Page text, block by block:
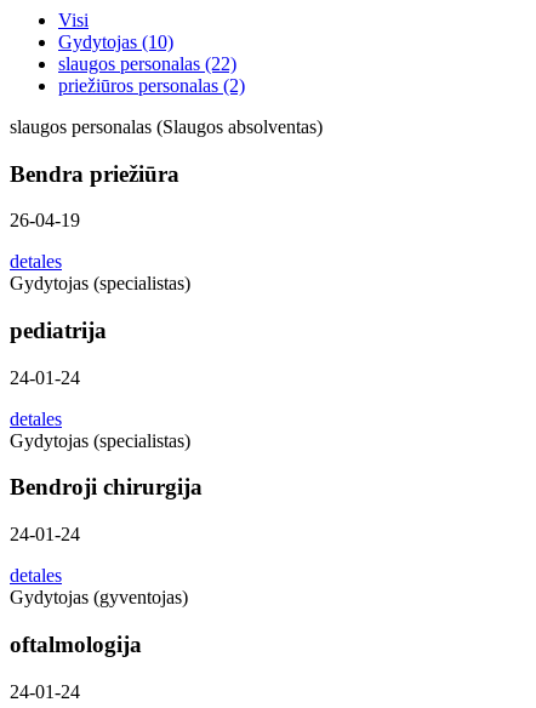
Visi
Gydytojas (10)
slaugos personalas (22)
priežiūros personalas (2)
slaugos personalas (Slaugos absolventas)
Bendra priežiūra
26-04-19
detales
Gydytojas (specialistas)
pediatrija
24-01-24
detales
Gydytojas (specialistas)
Bendroji chirurgija
24-01-24
detales
Gydytojas (gyventojas)
oftalmologija
24-01-24